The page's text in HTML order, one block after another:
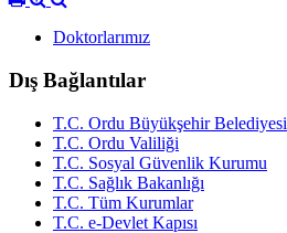
Doktorlarımız
Dış Bağlantılar
T.C. Ordu Büyükşehir Belediyesi
T.C. Ordu Valiliği
T.C. Sosyal Güvenlik Kurumu
T.C. Sağlık Bakanlığı
T.C. Tüm Kurumlar
T.C. e-Devlet Kapısı